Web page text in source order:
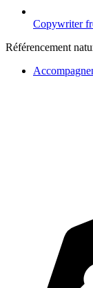
Copywriter
Référencement